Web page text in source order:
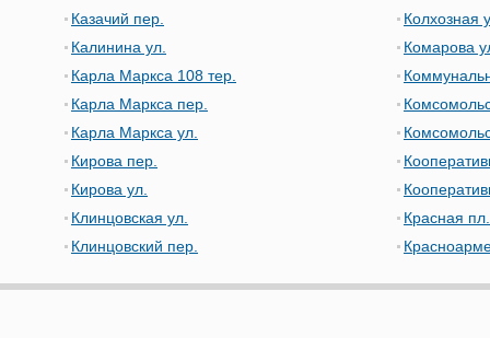
Казачий пер.
Калинина ул.
Карла Маркса 108 тер.
Карла Маркса пер.
Карла Маркса ул.
Кирова пер.
Кирова ул.
Клинцовская ул.
Клинцовский пер.
Колхозная
Комарова
Красная пл.